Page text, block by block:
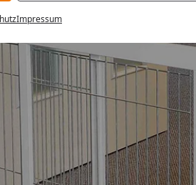
Impressum